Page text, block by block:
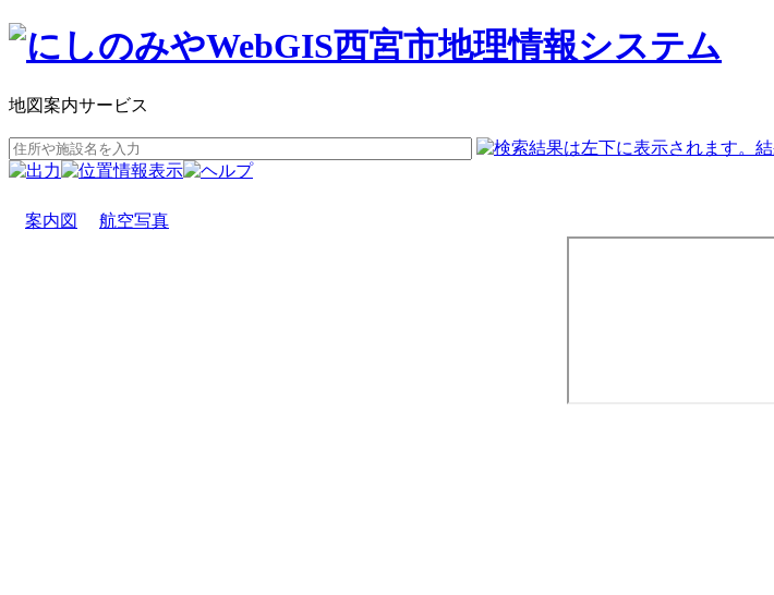
地図案内サービス
案内図 航空写真